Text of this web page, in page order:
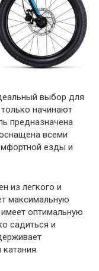
выбор для
начинают
предназначена
всеми
езды и
из легкого и
максимальную
оптимальную
садиться и